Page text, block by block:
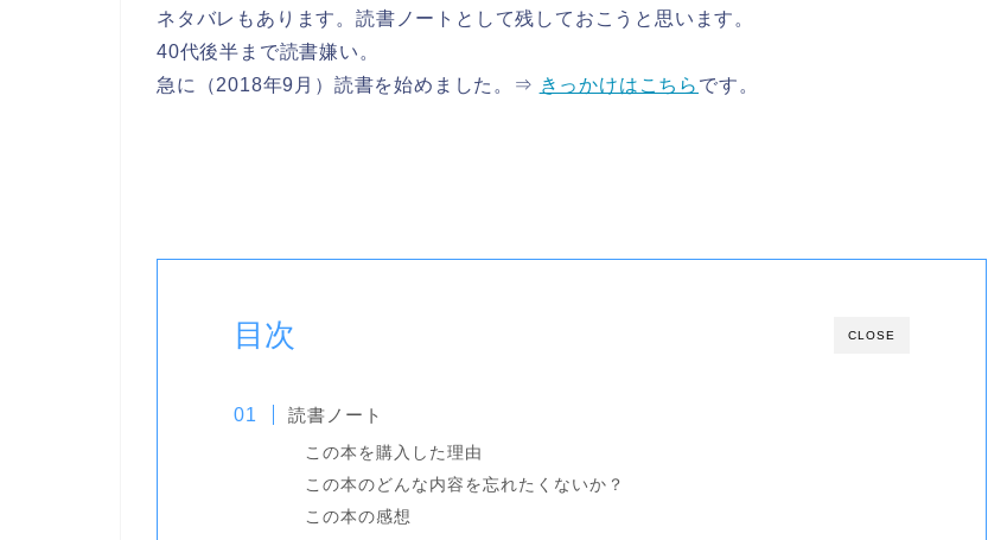
ネタバレもあります。読書ノートとして残しておこうと思います。
40代後半まで読書嫌い。
急に（2018年9月）読書を始めました。⇒ きっかけはこちら です。
CLOSE
目次
読書ノート
この本を購入した理由
この本のどんな内容を忘れたくないか？
この本の感想